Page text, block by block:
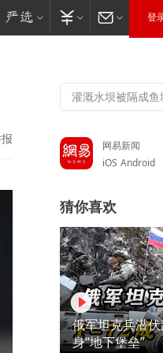
登
网易新闻
iOS Android
猜你喜欢
俄军坦克兵潜
身“地下堡垒”